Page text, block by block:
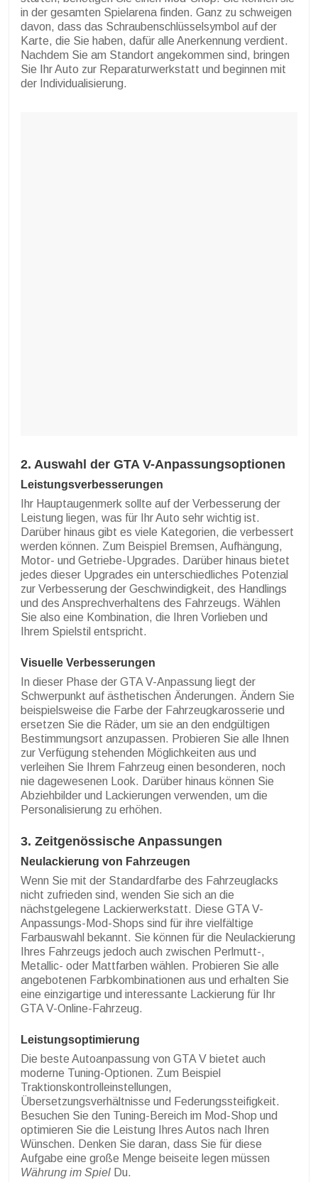
in der gesamten Spielarena finden. Ganz zu schweigen
davon, dass das Schraubenschlüsselsymbol auf der
Karte, die Sie haben, dafür alle Anerkennung verdient.
Nachdem Sie am Standort angekommen sind, bringen
Sie Ihr Auto zur Reparaturwerkstatt und beginnen mit
der Individualisierung.
2. Auswahl der GTA V-Anpassungsoptionen
Leistungsverbesserungen
Ihr Hauptaugenmerk sollte auf der Verbesserung der
Leistung liegen, was für Ihr Auto sehr wichtig ist.
Darüber hinaus gibt es viele Kategorien, die verbessert
werden können. Zum Beispiel Bremsen, Aufhängung,
Motor- und Getriebe-Upgrades. Darüber hinaus bietet
jedes dieser Upgrades ein unterschiedliches Potenzial
zur Verbesserung der Geschwindigkeit, des Handlings
und des Ansprechverhaltens des Fahrzeugs. Wählen
Sie also eine Kombination, die Ihren Vorlieben und
Ihrem Spielstil entspricht.
Visuelle Verbesserungen
In dieser Phase der GTA V-Anpassung liegt der
Schwerpunkt auf ästhetischen Änderungen. Ändern Sie
beispielsweise die Farbe der Fahrzeugkarosserie und
ersetzen Sie die Räder, um sie an den endgültigen
Bestimmungsort anzupassen. Probieren Sie alle Ihnen
zur Verfügung stehenden Möglichkeiten aus und
verleihen Sie Ihrem Fahrzeug einen besonderen, noch
nie dagewesenen Look. Darüber hinaus können Sie
Abziehbilder und Lackierungen verwenden, um die
Personalisierung zu erhöhen.
3. Zeitgenössische Anpassungen
Neulackierung von Fahrzeugen
Wenn Sie mit der Standardfarbe des Fahrzeuglacks
nicht zufrieden sind, wenden Sie sich an die
nächstgelegene Lackierwerkstatt. Diese GTA V-
Anpassungs-Mod-Shops sind für ihre vielfältige
Farbauswahl bekannt. Sie können für die Neulackierung
Ihres Fahrzeugs jedoch auch zwischen Perlmutt-,
Metallic- oder Mattfarben wählen. Probieren Sie alle
angebotenen Farbkombinationen aus und erhalten Sie
eine einzigartige und interessante Lackierung für Ihr
GTA V-Online-Fahrzeug.
Leistungsoptimierung
Die beste Autoanpassung von GTA V bietet auch
moderne Tuning-Optionen. Zum Beispiel
Traktionskontrolleinstellungen,
Übersetzungsverhältnisse und Federungssteifigkeit.
Besuchen Sie den Tuning-Bereich im Mod-Shop und
optimieren Sie die Leistung Ihres Autos nach Ihren
Wünschen. Denken Sie daran, dass Sie für diese
Aufgabe eine große Menge beiseite legen müssen
Währung im Spiel Du.